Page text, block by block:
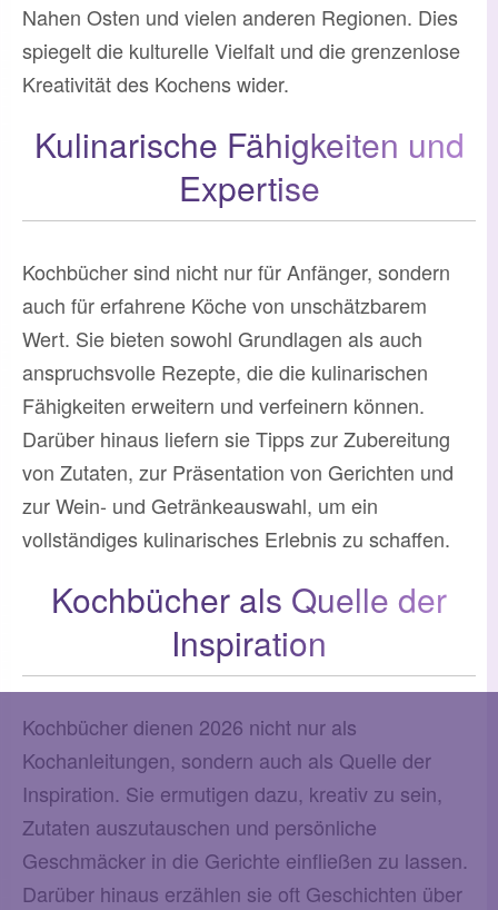
Nahen Osten und vielen anderen Regionen. Dies
spiegelt die kulturelle Vielfalt und die grenzenlose
Kreativität des Kochens wider.
Kulinarische Fähigkeiten und
Expertise
Kochbücher sind nicht nur für Anfänger, sondern
auch für erfahrene Köche von unschätzbarem
Wert. Sie bieten sowohl Grundlagen als auch
anspruchsvolle Rezepte, die die kulinarischen
Fähigkeiten erweitern und verfeinern können.
Darüber hinaus liefern sie Tipps zur Zubereitung
von Zutaten, zur Präsentation von Gerichten und
zur Wein- und Getränkeauswahl, um ein
vollständiges kulinarisches Erlebnis zu schaffen.
Kochbücher als Quelle der
Inspiration
Kochbücher dienen 2026 nicht nur als
Kochanleitungen, sondern auch als Quelle der
Inspiration. Sie ermutigen dazu, kreativ zu sein,
Zutaten auszutauschen und persönliche
Geschmäcker in die Gerichte einfließen zu lassen.
Darüber hinaus erzählen sie oft Geschichten über